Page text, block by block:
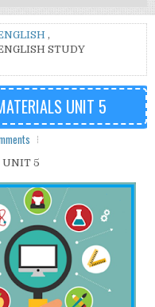
,
STUDY
UNIT 5
UNIT 5